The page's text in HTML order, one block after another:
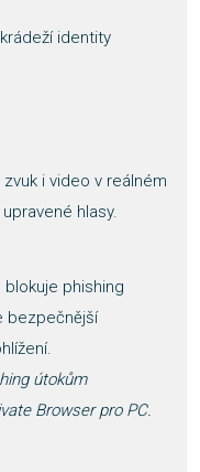
identity
i video v reálném
hlasy.
phishing
bezpečnější
útokům
Browser pro PC.